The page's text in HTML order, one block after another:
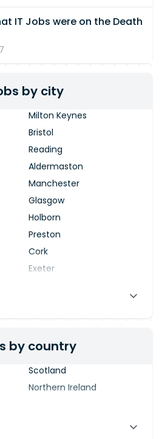
IT Jobs were on the Death
by city
Milton Keynes
Bristol
Reading
Aldermaston
Manchester
Glasgow
Holborn
Preston
Cork
Exeter
by country
Scotland
Northern Ireland